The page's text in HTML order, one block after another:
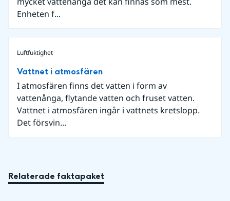
Enheten f...
Luftfuktighet
Vattnet i atmosfären
I atmosfären finns det vatten i form av
vattenånga, flytande vatten och fruset vatten.
Vattnet i atmosfären ingår i vattnets kretslopp.
Det försvin...
Relaterade faktapaket